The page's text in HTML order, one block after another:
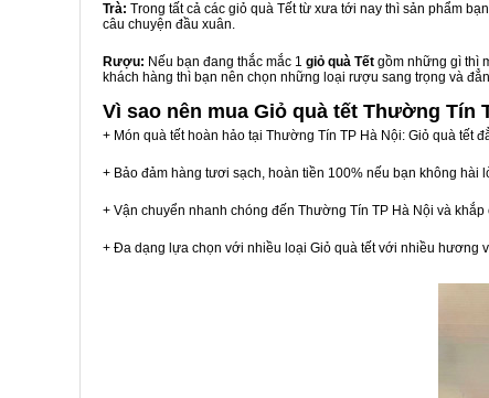
Trà: Trong tất cả các giỏ quà Tết từ xưa tới nay thì sản phẩm
câu chuyện đầu xuân.
Rượu: Nếu bạn đang thắc mắc 1 giỏ quà Tết gồm những gì thì
khách hàng thì bạn nên chọn những loại rượu sang trọng và
Vì sao nên mua Giỏ quà tết Thường Tín
+ Món quà tết hoàn hảo tại Thường Tín TP Hà Nội: Giỏ quà tết
+ Bảo đảm hàng tươi sạch, hoàn tiền 100% nếu bạn không hài
+ Vận chuyển nhanh chóng đến Thường Tín TP Hà Nội và
+ Đa dạng lựa chọn với nhiều loại Giỏ quà tết với nhiều hương